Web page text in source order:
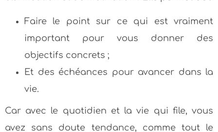
Faire le point sur ce qui est vraiment
important pour vous donner des
objectifs concrets ;
Et des échéances pour avancer dans la
vie.
Car avec le quotidien et la vie qui file, vous
avez sans doute tendance, comme tout le